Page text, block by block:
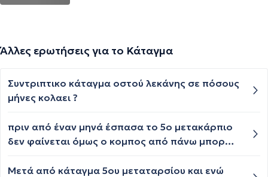
Άλλες ερωτήσεις για το Κάταγμα
Συντριπτικο κάταγμα οστού λεκάνης σε πόσους
μήνες κολαει ?
πριν από έναν μηνά έσπασα το 5ο μετακάρπιο
δεν φαίνεται όμως ο κομπος από πάνω μπορώ
(Έβγαλα τον γύψο πριν 3 ήμερες δεν εχω καμία
Μετά από κάταγμα 5ου μεταταρσίου και ενώ